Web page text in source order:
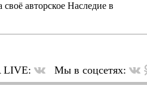
авторское Наследие в
LIVE: Мы в соцсетях: